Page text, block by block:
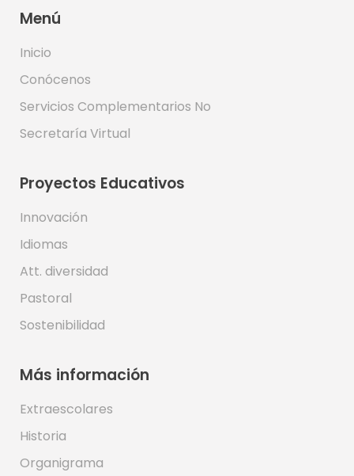
Menú
Inicio
Conócenos
Servicios Complementarios No
Secretaría Virtual
Proyectos Educativos
Innovación
Idiomas
Att. diversidad
Pastoral
Sostenibilidad
Más información
Extraescolares
Historia
Organigrama